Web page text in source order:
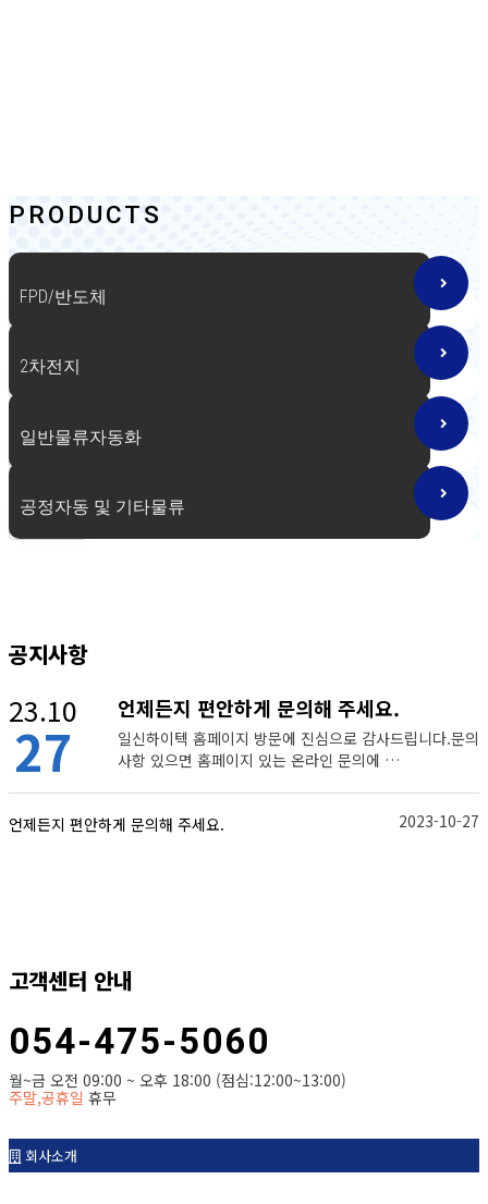
PRODUCTS
FPD/반도체
2차전지
일반물류자동화
공정자동 및 기타물류
공지사항
23.10
27
언제든지 편안하게 문의해 주세요.
일신하이텍 홈페이지 방문에 진심으로 감사드립니다.문의
사항 있으면 홈페이지 있는 온라인 문의에 …
언제든지 편안하게 문의해 주세요. 2023-10-27
고객센터 안내
054-475-5060
월~금 오전 09:00 ~ 오후 18:00 (점심:12:00~13:00)
주말,공휴일 휴무
회사소개